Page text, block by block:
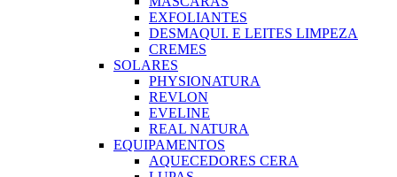
EXFOLIANTES
DESMAQUI. E LEITES LIMPEZA
CREMES
SOLARES
PHYSIONATURA
REVLON
EVELINE
REAL NATURA
EQUIPAMENTOS
AQUECEDORES CERA